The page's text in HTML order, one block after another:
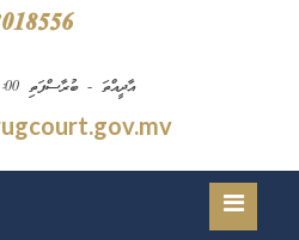
އާދީއްތަ - ބުރާސްފަތި 08:00 - 14:00